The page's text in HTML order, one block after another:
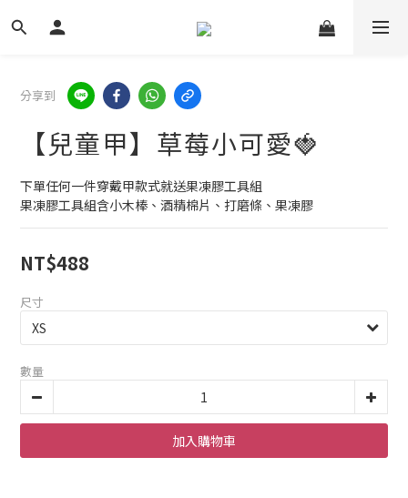
分享到
【兒童甲】草莓小可愛🍓
下單任何一件穿戴甲款式就送果凍膠工具組
果凍膠工具組含小木棒、酒精棉片、打磨條、果凍膠
NT$488
尺寸
數量
加入購物車